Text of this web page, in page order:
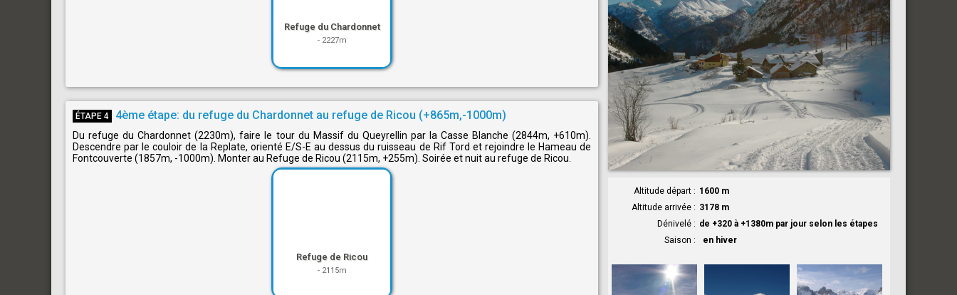
Refuge du Chardonnet
- 2227m
ÉTAPE 4 4ème étape: du refuge du Chardonnet au refuge de Ricou (+865m,-1000m)
Du refuge du Chardonnet (2230m), faire le tour du Massif du Queyrellin par la Casse Blanche (2844m, +610m).
Descendre par le couloir de la Replate, orienté E/S-E au dessus du ruisseau de Rif Tord et rejoindre le Hameau de
Fontcouverte (1857m, -1000m). Monter au Refuge de Ricou (2115m, +255m). Soirée et nuit au refuge de Ricou.
Refuge de Ricou
- 2115m
Altitude départ
1600 m
Altitude arrivée
3178 m
Dénivelé
de +320 à +1380m par jour selon les étapes
Saison
en hiver